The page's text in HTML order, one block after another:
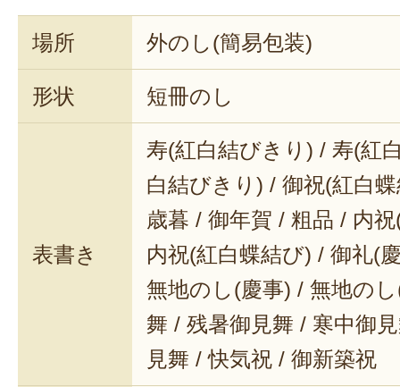
場所 外のし(簡易包装)
形状 短冊のし
表書き
寿(紅白結びきり) / 寿(紅
白結びきり) / 御祝(紅白
歳暮 / 御年賀 / 粗品 / 内
内祝(紅白蝶結び) / 御礼(
無地のし(慶事) / 無地の
舞 / 残暑御見舞 / 寒中御
見舞 / 快気祝 / 御新築祝